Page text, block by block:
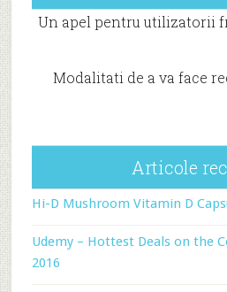
Un apel pentru utilizatorii
Modalitati de a va face
Articole
Hi-D Mushroom Vitamin D
Udemy – Hottest Deals on the
2016